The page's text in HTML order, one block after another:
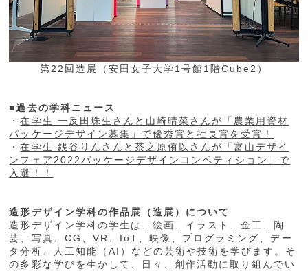
第22回造展（安田女子大学1号館1階Cube2）
■過去の学科ニュース
・在学生 一反田珠生さんと山崎晴菜さんが「農業用資材
パッケージデザイン募集」で優秀賞と社長賞を受賞！
・在学生 銭谷りんさんと茶之原侑以さんが「富山デザイ
ンフェア2022パッケージデザインコンペティション」で
入選！！
造形デザイン学科の作品展（造展）について
造形デザイン学科の学生は、絵画、イラスト、金工、陶
芸、写真、CG、VR、IoT、映像、プログラミング、デー
タ分析、人工知能（AI）などの芸術や技術を学びます。そ
の多彩な学びを生かして、日々、創作活動に取り組んでい